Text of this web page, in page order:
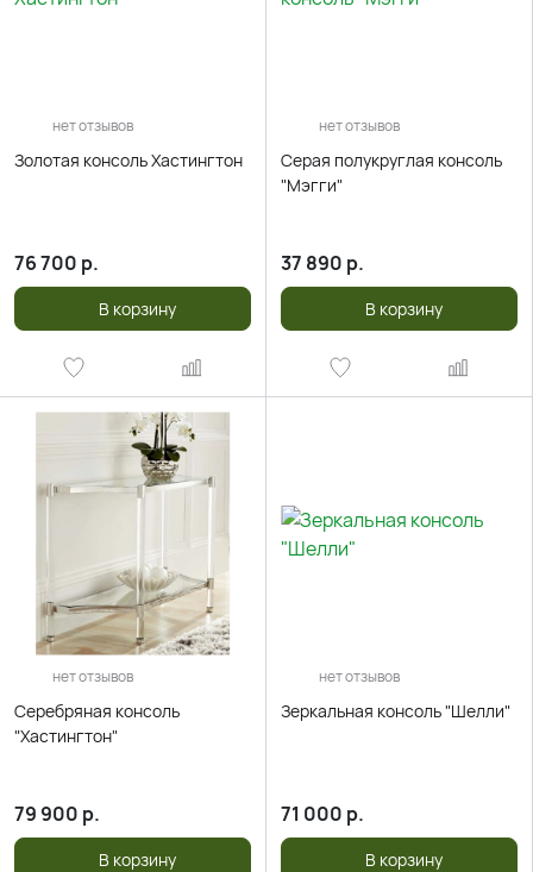
нет отзывов
Золотая консоль Хастингтон
76 700 р.
В корзину
нет отзывов
Серая полукруглая консоль
"Мэгги"
37 890 р.
В корзину
нет отзывов
Серебряная консоль
"Хастингтон"
79 900 р.
В корзину
нет отзывов
Зеркальная консоль "Шелли"
71 000 р.
В корзину